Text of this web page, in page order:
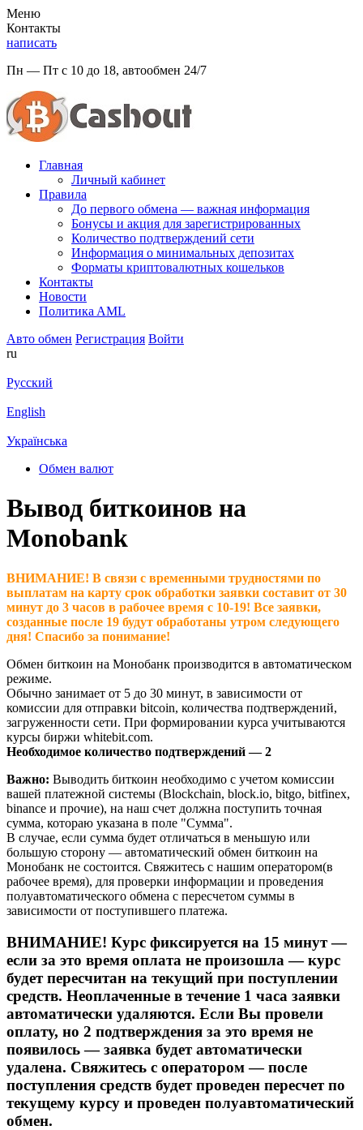
Меню
Контакты
написать
Пн — Пт с 10 до 18, автообмен 24/7
Главная
Личный кабинет
Правила
До первого обмена — важная информация
Бонусы и акция для зарегистрированных
Количество подтверждений сети
Информация о минимальных депозитах
Форматы криптовалютных кошельков
Контакты
Новости
Политикa AML
Авто обмен Регистрация Войти
ru
Русский
English
Українська
Обмен валют
Вывод биткоинов на
Monobank
ВНИМАНИЕ! В связи с временными трудностями по
выплатам на карту срок обработки заявки составит от 30
минут до 3 часов в рабочее время с 10-19! Все заявки,
созданные после 19 будут обработаны утром следующего
дня! Спасибо за понимание!
Обмен биткоин на Монобанк производится в автоматическом
режиме.
Обычно занимает от 5 до 30 минут, в зависимости от
комиссии для отправки bitcoin, количества подтверждений,
загруженности сети. При формировании курса учитываются
курсы биржи whitebit.com.
Необходимое количество подтверждений — 2
Важно: Выводить биткоин необходимо с учетом комиссии
вашей платежной системы (Blockchain, block.io, bitgo, bitfinex,
binance и прочие), на наш счет должна поступить точная
сумма, котораю указана в поле "Сумма".
В случае, если сумма будет отличаться в меньшую или
большую сторону — автоматический обмен биткоин на
Монобанк не состоится. Свяжитесь с нашим оператором(в
рабочее время), для проверки информации и проведения
полуавтоматического обмена с пересчетом суммы в
зависимости от поступившего платежа.
ВНИМАНИЕ! Курс фиксируется на 15 минут —
если за это время оплата не произошла — курс
будет пересчитан на текущий при поступлении
средств. Неоплаченные в течение 1 часа заявки
автоматически удаляются. Если Вы провели
оплату, но 2 подтверждения за это время не
появилось — заявка будет автоматически
удалена. Свяжитесь с оператором — после
поступления средств будет проведен пересчет по
текущему курсу и проведен полуавтоматический
обмен.